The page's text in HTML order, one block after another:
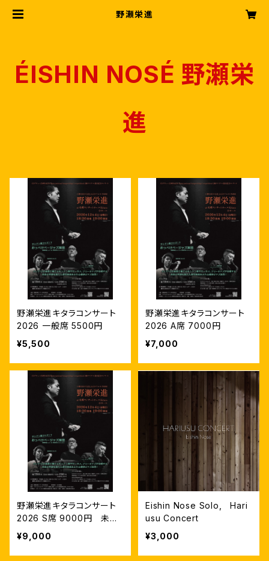
野瀬栄進
ÉISHIN NOSÉ 野瀬栄
進
野瀬栄進キタラコンサート
2026 一般席 5500円
¥5,500
野瀬栄進キタラコンサート
2026 A席 7000円
¥7,000
野瀬栄進キタラコンサート
2026 S席 9000円 未公
開音源付き
¥9,000
Eishin Nose Solo, Hari
usu Concert
¥3,000